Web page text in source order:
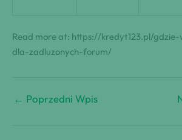
Read more at: https://kredyt123.pl/
dla-zadluzonych-forum/
← Poprzedni Wpis